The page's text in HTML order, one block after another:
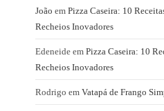
João em Pizza Caseira: 10
Recheios Inovadores
Edeneide em Pizza Caseira: 10
Recheios Inovadores
Rodrigo em Vatapá de Frango